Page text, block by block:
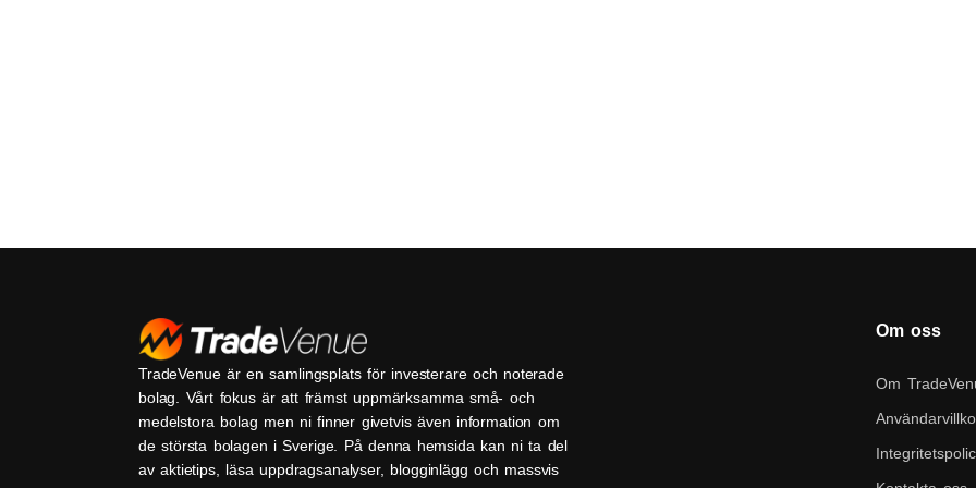
TradeVenue är en samlingsplats för investerare och noterade
bolag. Vårt fokus är att främst uppmärksamma små- och
medelstora bolag men ni finner givetvis även information om
de största bolagen i Sverige. På denna hemsida kan ni ta del
av aktietips, läsa uppdragsanalyser, blogginlägg och massvis
Om oss
Om